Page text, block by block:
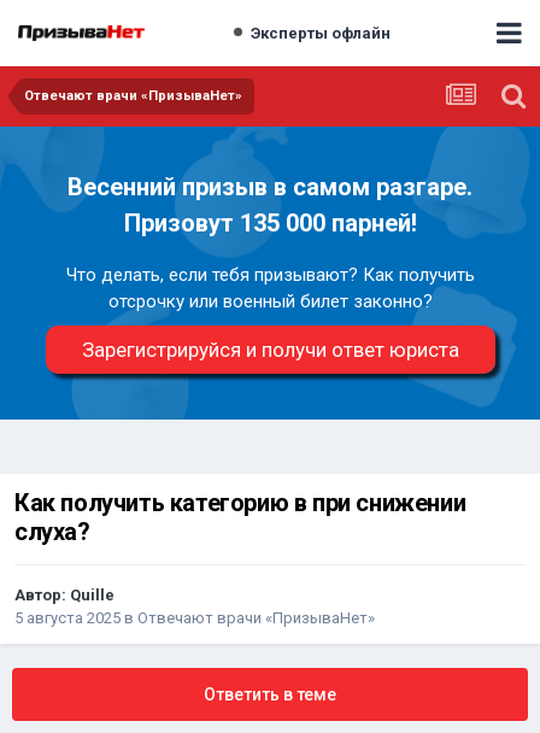
Эксперты офлайн
Отвечают врачи «ПризываНет»
Весенний призыв в самом разгаре.
Призовут 135 000 парней!
Что делать, если тебя призывают? Как получить
отсрочку или военный билет законно?
Зарегистрируйся и получи ответ юриста
Как получить категорию в при снижении
слуха?
Автор: Quille
5 августа 2025 в Отвечают врачи «ПризываНет»
Ответить в теме